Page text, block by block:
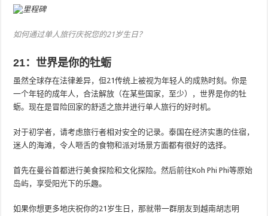
如何通过单人旅行庆祝您的21岁生日？
21：世界是你的牡蛎
虽然全球存在法律差异，但21传统上被视为年轻人的成熟时刻。你是
一个年轻的成年人，合法解放（在某些国家，至少），世界是你的牡
蛎。现在是冒险回家的舒适之旅并进行单人旅行的好时机。
对于初学者，请考虑旅行者相对安全的记录。泰国在经济实惠的住宿，
迷人的海滩，令人咂舌的食物和派对场景方面都有很好的选择。
首先在曼谷首都进行美食探险和文化探险。然后前往Koh Phi Phi等原始
岛屿，享受阳光下的乐趣。
如果你想更多地庆祝你的21岁生日，那就带一群朋友到越南胡志明